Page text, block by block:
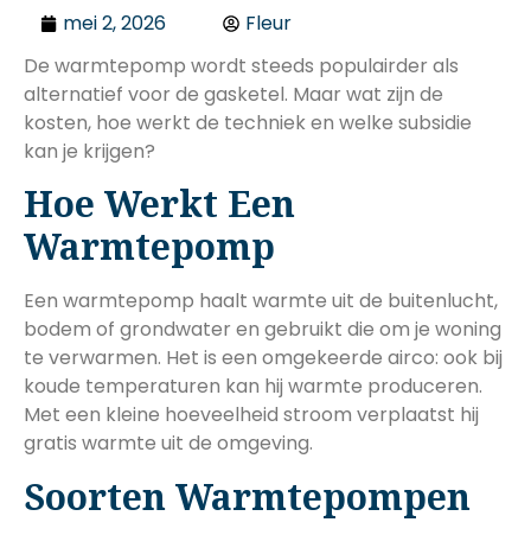
mei 2, 2026
Fleur
De warmtepomp wordt steeds populairder als
alternatief voor de gasketel. Maar wat zijn de
kosten, hoe werkt de techniek en welke subsidie
kan je krijgen?
Hoe Werkt Een
Warmtepomp
Een warmtepomp haalt warmte uit de buitenlucht,
bodem of grondwater en gebruikt die om je woning
te verwarmen. Het is een omgekeerde airco: ook bij
koude temperaturen kan hij warmte produceren.
Met een kleine hoeveelheid stroom verplaatst hij
gratis warmte uit de omgeving.
Soorten Warmtepompen